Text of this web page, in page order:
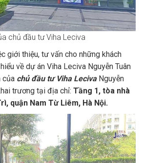
chủ đầu tư Viha Leciva
giới thiệu, tư vấn cho những khách
về dự án Viha Leciva Nguyễn Tuân
của chủ đầu tư Viha Leciva Nguyễn
trương tại địa chỉ: Tầng 1, tòa nhà
quận Nam Từ Liêm, Hà Nội.